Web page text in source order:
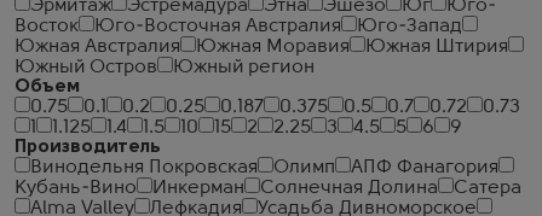
Эрмитаж
Эстремадура Этна Эшезо Юг
Юго-
Восток
Юго-Восточная Австралия
Юго-Запад
Южная Австралия
Южная Моравия
Южная Штирия
Южный Остров
Южный регион
Объем
0.75
0.1 0.2 0.25 0.187 0.375 0.5 0.7 0.72
0.73
1.125 1.4 1.5 10 15 2 2.25 3 4.5 5 6
9
Производитель
Винодельня Покровская
Олимп
АПФ Фанагория
Кубань-Вино
Инкерман Солнечная Долина
Сатера
Alma Valley
Лефкадия
Усадьба Дивноморское